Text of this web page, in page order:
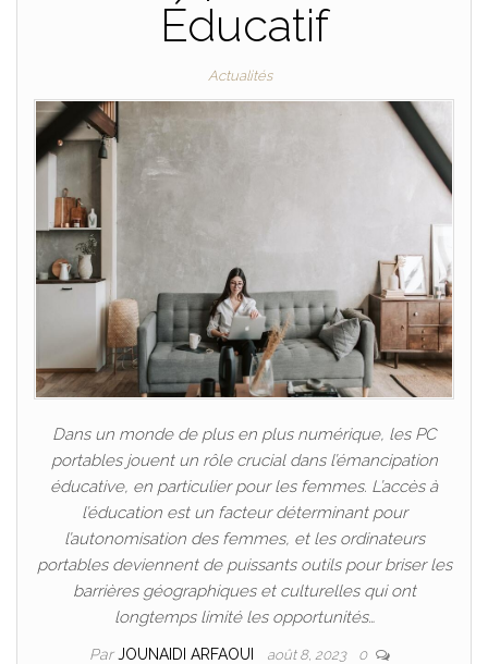
Éducatif
Actualités
Dans un monde de plus en plus numérique, les PC
portables jouent un rôle crucial dans l’émancipation
éducative, en particulier pour les femmes. L’accès à
l’éducation est un facteur déterminant pour
l’autonomisation des femmes, et les ordinateurs
portables deviennent de puissants outils pour briser les
barrières géographiques et culturelles qui ont
longtemps limité les opportunités…
ParJOUNAIDI ARFAOUI août 8, 2023 0